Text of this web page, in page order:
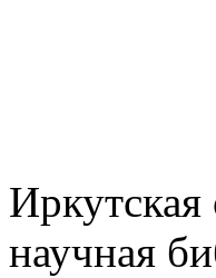
Иркутская
научная